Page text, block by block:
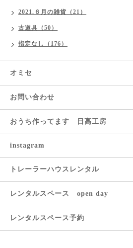
2021.６月の雑貨（21）
古道具（50）
指定なし（176）
オミセ
お問い合わせ
おうち作ってます 日高工房
instagram
トレーラーハウスレンタル
レンタルスペース open day
レンタルスペース予約